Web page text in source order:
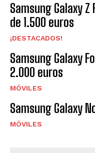
Samsung Galaxy Z
de 1.500 euros
¡DESTACADOS!
Samsung Galaxy
2.000 euros
MÓVILES
Samsung Galaxy
MÓVILES